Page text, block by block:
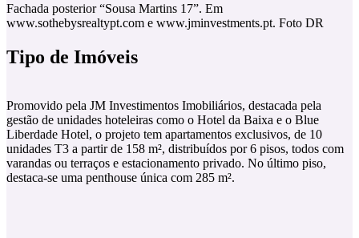
Fachada posterior “Sousa Martins 17”. Em
www.sothebysrealtypt.com e www.jminvestments.pt. Foto DR
Tipo de Imóveis
Promovido pela JM Investimentos Imobiliários, destacada pela
gestão de unidades hoteleiras como o Hotel da Baixa e o Blue
Liberdade Hotel, o projeto tem apartamentos exclusivos, de 10
unidades T3 a partir de 158 m², distribuídos por 6 pisos, todos com
varandas ou terraços e estacionamento privado. No último piso,
destaca-se uma penthouse única com 285 m².